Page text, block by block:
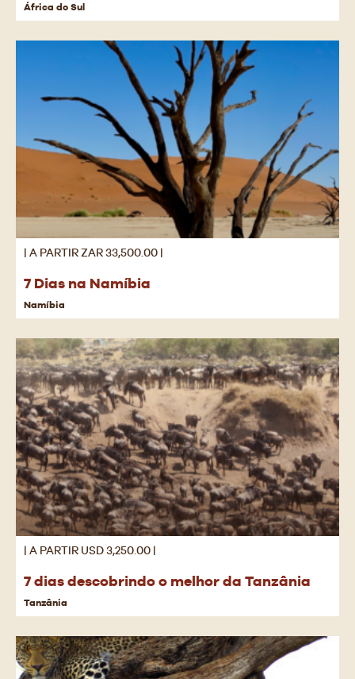
África do Sul
| A PARTIR ZAR 33,500.00 |
7 Dias na Namíbia
Namíbia
| A PARTIR USD 3,250.00 |
7 dias descobrindo o melhor da Tanzânia
Tanzânia